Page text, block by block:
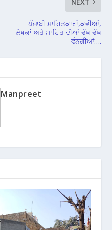
NEXT
ਪੰਜਾਬੀ ਸਾਹਿਤਕਾਰਾਂ,ਕਵੀਆਂ,
ਲੇਖਕਾਂ ਅਤੇ ਸਾਹਿਤ ਦੀਆਂ ਵੱਖ ਵੱਖ
ਵੰਨਗੀਆਂ….
Manpreet